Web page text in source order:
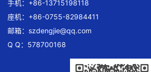
手机：+86-13715198118
座机：+86-0755-82984411
邮箱： szdengjie@qq.com
Q Q：578700168